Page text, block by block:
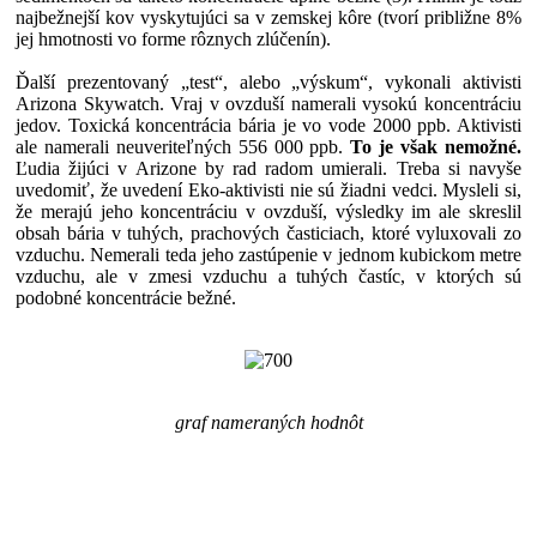
najbežnejší kov vyskytujúci sa v zemskej kôre (tvorí približne 8%
jej hmotnosti vo forme rôznych zlúčenín).
Ďalší prezentovaný „test“, alebo „výskum“, vykonali aktivisti
Arizona Skywatch. Vraj v ovzduší namerali vysokú koncentráciu
jedov. Toxická koncentrácia bária je vo vode 2000 ppb. Aktivisti
ale namerali neuveriteľných 556 000 ppb.To je však nemožné.
Ľudia žijúci v Arizone by rad radom umierali. Treba si navyše
uvedomiť, že uvedení Eko-aktivisti nie sú žiadni vedci. Mysleli si,
že merajú jeho koncentráciu v ovzduší, výsledky im ale skreslil
obsah bária v tuhých, prachových časticiach, ktoré vyluxovali zo
vzduchu. Nemerali teda jeho zastúpenie v jednom kubickom metre
vzduchu, ale v zmesi vzduchu a tuhých častíc, v ktorých sú
podobné koncentrácie bežné.
graf nameraných hodnôt